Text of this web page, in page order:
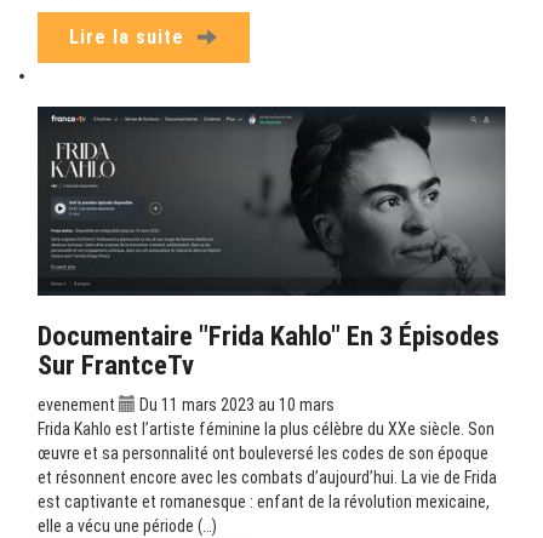
Lire la suite
Documentaire "Frida Kahlo" En 3 Épisodes
Sur FrantceTv
evenement
Du 11 mars 2023 au 10 mars
Frida Kahlo est l’artiste féminine la plus célèbre du XXe siècle. Son
œuvre et sa personnalité ont bouleversé les codes de son époque
et résonnent encore avec les combats d’aujourd’hui. La vie de Frida
est captivante et romanesque : enfant de la révolution mexicaine,
elle a vécu une période (…)